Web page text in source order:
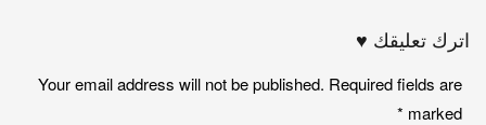
اترك تعليقك ♥
Your email address will not be published. Required fields are
marked
*